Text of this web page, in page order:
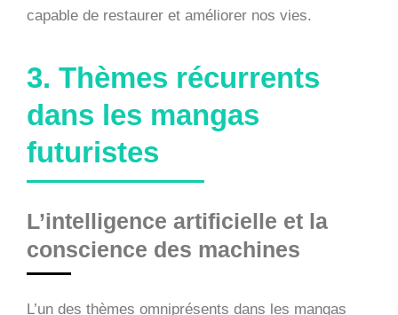
capable de restaurer et améliorer nos vies.
3. Thèmes récurrents
dans les mangas
futuristes
L’intelligence artificielle et la
conscience des machines
L’un des thèmes omniprésents dans les mangas